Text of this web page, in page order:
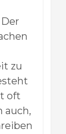
zu
oft
auch,